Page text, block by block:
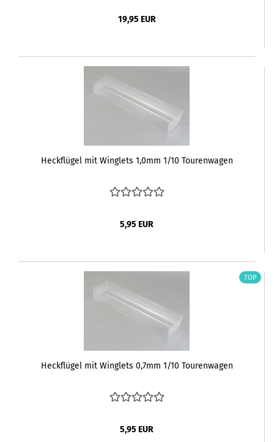
19,95 EUR
Heckflügel mit Winglets 1,0mm 1/10 Tourenwagen
5,95 EUR
TOP
Heckflügel mit Winglets 0,7mm 1/10 Tourenwagen
5,95 EUR